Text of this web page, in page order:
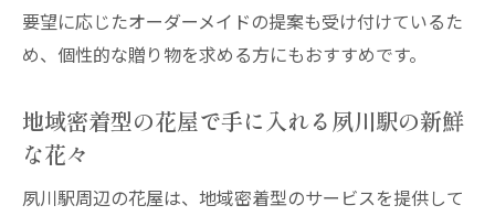
要望に応じたオーダーメイドの提案も受け付けているた
め、個性的な贈り物を求める方にもおすすめです。
地域密着型の花屋で手に入れる夙川駅の新鮮
な花々
夙川駅周辺の花屋は、地域密着型のサービスを提供して